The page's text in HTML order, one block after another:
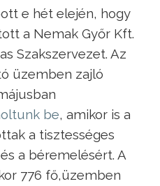
e hét elején, hogy
a Nemak Győr Kft.
Szakszervezet. Az
üzemben zajló
be, amikor is a
a tisztességes
a béremelésért. A
776 fő,üzemben